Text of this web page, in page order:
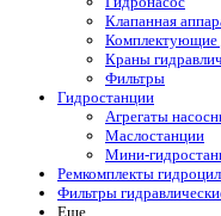
Клапанная
Комплектующие
Краны
Фильтры
Гидростанции
Агрегаты
Маслостанции
Мини-
Ремкомплекты
Фильтры
Еще